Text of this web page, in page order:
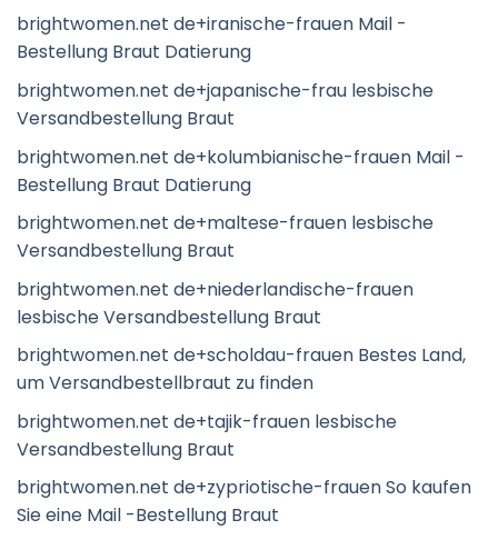
brightwomen.net de+iranische-frauen Mail -
Bestellung Braut Datierung
brightwomen.net de+japanische-frau lesbische
Versandbestellung Braut
brightwomen.net de+kolumbianische-frauen Mail -
Bestellung Braut Datierung
brightwomen.net de+maltese-frauen lesbische
Versandbestellung Braut
brightwomen.net de+niederlandische-frauen
lesbische Versandbestellung Braut
brightwomen.net de+scholdau-frauen Bestes Land,
um Versandbestellbraut zu finden
brightwomen.net de+tajik-frauen lesbische
Versandbestellung Braut
brightwomen.net de+zypriotische-frauen So kaufen
Sie eine Mail -Bestellung Braut